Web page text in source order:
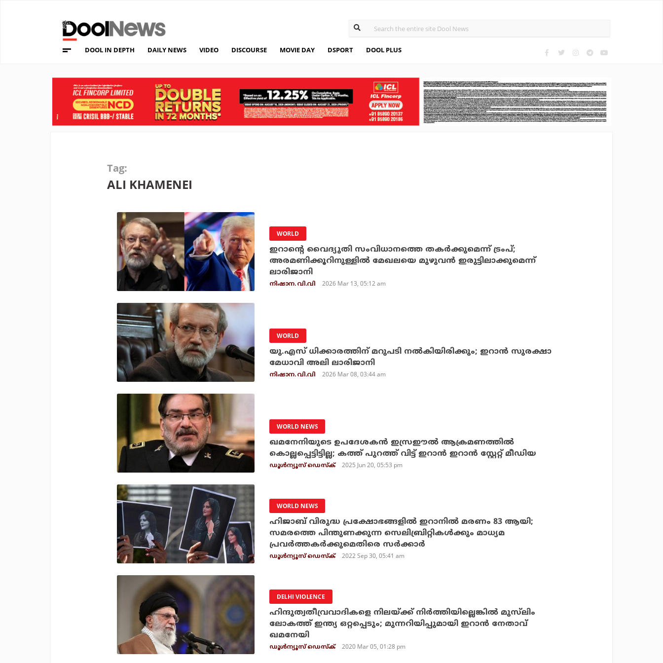
DOOL IN DEPTH DAILY NEWS VIDEO DISCOURSE MOVIE DAY DSPORT DOOL PLUS
Tag:
ALI KHAMENEI
WORLD
ഇറാന്റെ വൈദ്യുതി സംവിധാനത്തെ തകര്‍ക്കുമെന്ന് ട്രംപ്;
അരമണിക്കൂറിനുള്ളില്‍ മേഖലയെ മുഴുവന്‍ ഇരുട്ടിലാക്കുമെന്ന്
ലാരിജാനി
നിഷാന. വി.വി 2026 Mar 13, 05:12 am
WORLD
യു.എസ് ധിക്കാരത്തിന് മറുപടി നല്‍കിയിരിക്കും; ഇറാന്‍ സുരക്ഷാ
മേധാവി അലി ലാരിജാനി
നിഷാന. വി.വി 2026 Mar 08, 03:44 am
WORLD NEWS
ഖമനേനിയുടെ ഉപദേശകന്‍ ഇസ്രഈല്‍ ആക്രമണത്തില്‍
കൊല്ലപ്പെട്ടിട്ടില്ല; കത്ത് പുറത്ത്‌ വിട്ട് ഇറാന്‍ ഇറാന്‍ സ്റ്റേറ്റ് മീഡിയ
ഡൂള്‍ന്യൂസ് ഡെസ്‌ക് 2025 Jun 20, 05:53 pm
WORLD NEWS
ഹിജാബ് വിരുദ്ധ പ്രക്ഷോഭങ്ങളില്‍ ഇറാനില്‍ മരണം 83 ആയി;
സമരത്തെ പിന്തുണക്കുന്ന സെലിബ്രിറ്റികള്‍ക്കും മാധ്യമ
പ്രവര്‍ത്തകര്‍ക്കുമെതിരെ സര്‍ക്കാര്‍
ഡൂള്‍ന്യൂസ് ഡെസ്‌ക് 2022 Sep 30, 05:41 am
DELHI VIOLENCE
ഹിന്ദുത്വതീവ്രവാദികളെ നിലയ്ക്ക് നിര്‍ത്തിയില്ലെങ്കില്‍ മുസ്‌ലിം
ലോകത്ത് ഇന്ത്യ ഒറ്റപ്പെടും; മുന്നറിയിപ്പുമായി ഇറാന്‍ നേതാവ്
ഖമനേയി
ഡൂള്‍ന്യൂസ് ഡെസ്‌ക് 2020 Mar 05, 01:28 pm